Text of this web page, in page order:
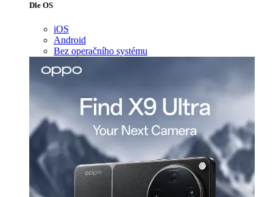
Dle OS
iOS
Android
Bez operačního systému